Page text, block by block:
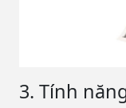
3. Tính